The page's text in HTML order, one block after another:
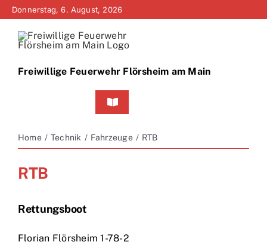
Zum
springen
Donnerstag, 6. August, 2026
Freiwillige Feuerwehr Flörsheim am Main
Toggle
Home Technik Fahrzeuge RTB
RTB
Rettungsboot
Florian Flörsheim 1-78-2